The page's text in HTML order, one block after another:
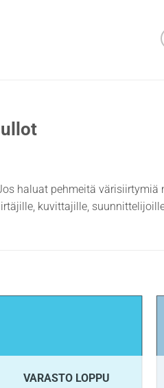
haluat pehmeitä värisiirtymiä
kuvittajille,
VARASTO LOPPU